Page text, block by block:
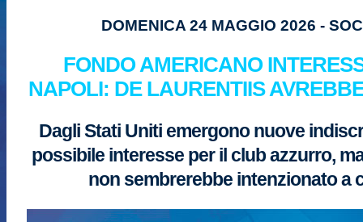
DOMENICA 24 MAGGIO 2026 -
FONDO AMERICANO
NAPOLI: DE LAURENTIIS
Dagli Stati Uniti emergono nuove
possibile interesse per il club azzurro,
non sembrerebbe intenzionato a